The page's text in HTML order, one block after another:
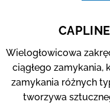
Wielogłowicowa
ciągłego zamykania,
zamykania różnych
tworzywa